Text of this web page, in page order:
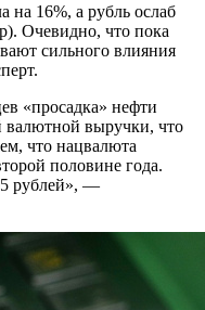
на 16%, а рубль ослаб
Очевидно, что пока
сильного влияния
«просадка» нефти
валютной выручки, что
что нацвалюта
половине года.
рублей», —